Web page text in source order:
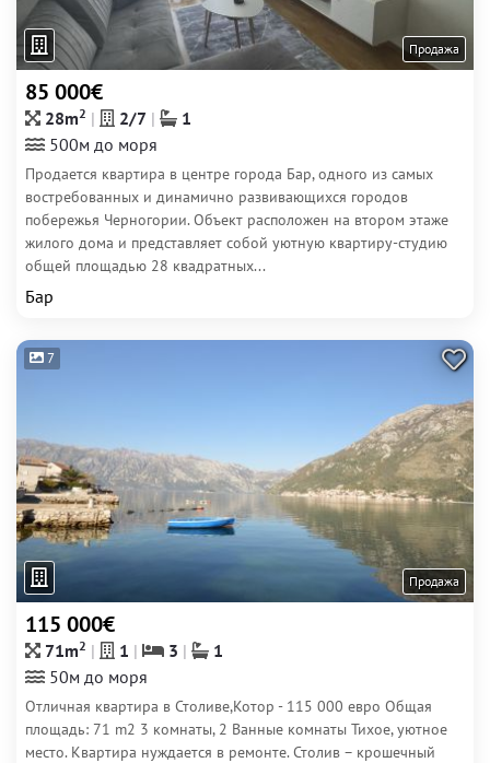
Продажа
85 000€
28m2 2/7
1
500м до моря
Продается квартира в центре города Бар, одного из самых
востребованных и динамично развивающихся городов
побережья Черногории. Объект расположен на втором этаже
жилого дома и представляет собой уютную квартиру-студию
общей площадью 28 квадратных...
Бар
7
Продажа
115 000€
71m2 1 3
1
50м до моря
Отличная квартира в Столиве,Котор - 115 000 евро Общая
площадь: 71 m2 3 комнаты, 2 Ванные комнаты Тихое, уютное
место. Квартира нуждается в ремонте. Столив – крошечный